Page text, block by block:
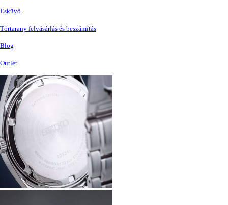
Esküvő
Törtarany felvásárlás és beszámítás
Blog
Outlet